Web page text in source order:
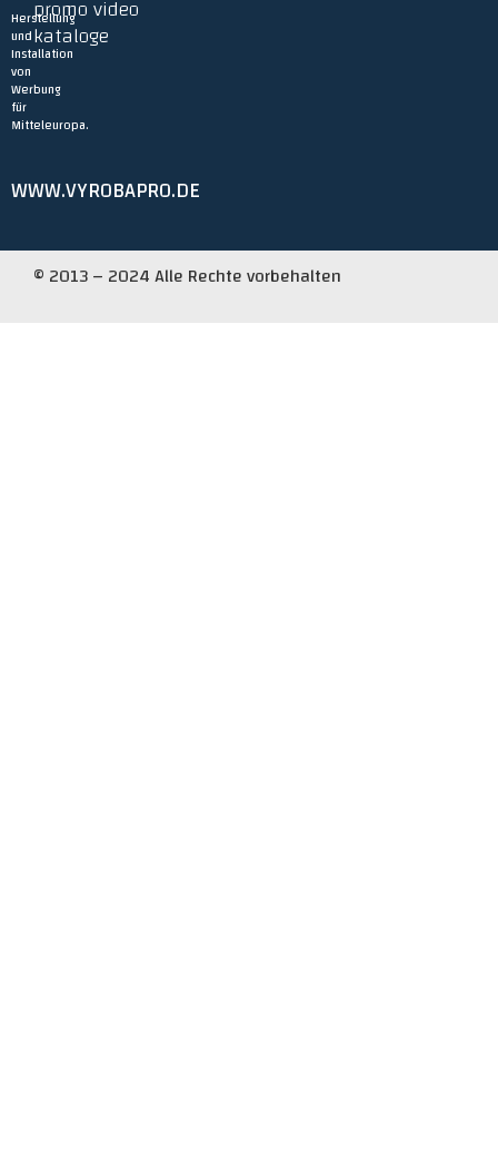
Herstellung
und
Installation
von
Werbung
für
Mitteleuropa.
WWW.VYROBAPRO.DE
promo video
kataloge
© 2013 – 2024 Alle Rechte vorbehalten